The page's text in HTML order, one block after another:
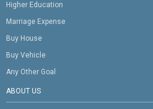
Higher Education
Marriage Expense
Buy House
Buy Vehicle
Any Other Goal
ABOUT US